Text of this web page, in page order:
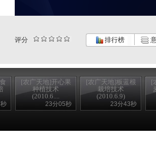
评分 排行榜
[农广天地]开心果
种植技术
(2010.6....
23分05秒
[农广天地]板蓝根
栽培技术
(2010.6.9)
23分43秒
[